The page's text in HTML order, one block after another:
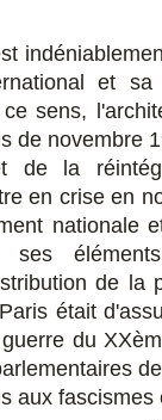
et
sens,
de novembre
de la
en crise en
nationale
de la
était
du
aux